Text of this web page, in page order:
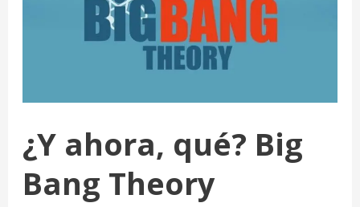
¿Y ahora, qué? Big
Bang Theory